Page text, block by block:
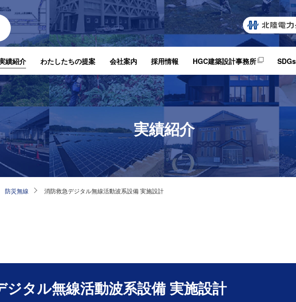
績紹介 わたしたちの提案 会社案内 採用情報 HGC建築設計事務所 SDGs
実績紹介
防災無線 消防救急デジタル無線活動波系設備 実施設計
ジタル無線活動波系設備 実施設計